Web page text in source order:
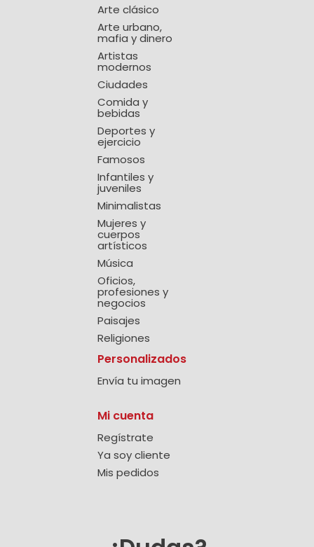
Arte clásico
Arte urbano,
mafia y dinero
Artistas
modernos
Ciudades
Comida y
bebidas
Deportes y
ejercicio
Famosos
Infantiles y
juveniles
Minimalistas
Mujeres y
cuerpos
artísticos
Música
Oficios,
profesiones y
negocios
Paisajes
Religiones
Personalizados
Envía tu imagen
Mi cuenta
Regístrate
Ya soy cliente
Mis pedidos